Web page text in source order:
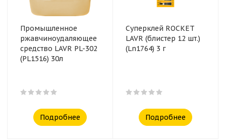
Промышленное
ржавчиноудаляющее
средство LAVR PL-302
(PL1516) 30л
Подробнее
Суперклей ROCKET
LAVR (блистер 12 шт.)
(Ln1764) 3 г
Подробнее